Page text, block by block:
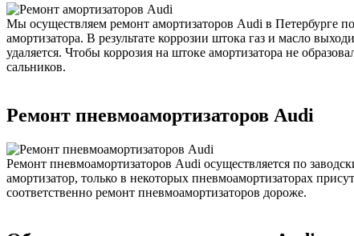
Мы осуществляем ремонт амортизаторов Audi в Петербурге
амортизатора. В результате коррозии штока газ и масло
удаляется. Чтобы коррозия на штоке амортизатора не
сальников.
Ремонт пневмоамортизаторов Audi
Ремонт пневмоамортизаторов Audi осуществляется по
амортизатор, только в некоторых пневмоамортизаторах
соответственно ремонт пневмоамортизаторов дороже.